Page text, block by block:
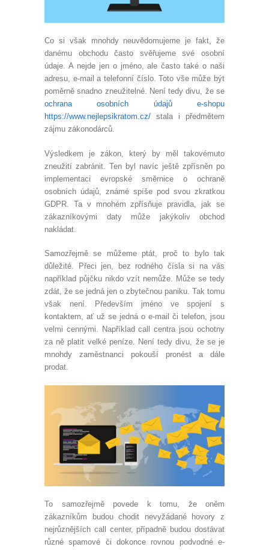
Co si však mnohdy neuvědomujeme je fakt, že
danému obchodu často svěřujeme své osobní
údaje. A nejde jen o jméno, ale často také o naši
adresu, e-mail a telefonní číslo. Toto vše může být
poměrně snadno zneužitelné. Není tedy divu, že se
ochrana osobních údajů e-shopu
https://www.nejlepsikratom.cz/ stala i předmětem
zájmu zákonodárců.
Výsledkem je zákon, který by měl takovémuto
zneužití zabránit. Ten byl navíc ještě zpřísněn po
implementaci evropské směrnice o ochraně
osobních údajů, známé spíše pod svou zkratkou
GDPR. Ta v mnohém zpřísňuje pravidla, jak se
zákazníkovými daty může jakýkoliv obchod
nakládat.
Samozřejmě se můžeme ptát, proč to bylo tak
důležité. Přeci jen, bez rodného čísla si na vás
například půjčku nikdo vzít nemůže. Může se tedy
zdát, že se jedná jen o zbytečnou paniku. Tak tomu
však není. Především jméno ve spojení s
kontaktem, ať už se jedná o e-mail či telefon, jsou
velmi cennými. Například call centra jsou ochotny
za ně platit velké peníze. Není tedy divu, že se je
mnohdy zaměstnanci pokouší pronést a dále
prodat.
To samozřejmě povede k tomu, že oněm
zákazníkům budou chodit nevyžádané hovory z
nejrůznějších call center, případně budou dostávat
různé spamové či dokonce rovnou podvodné e-